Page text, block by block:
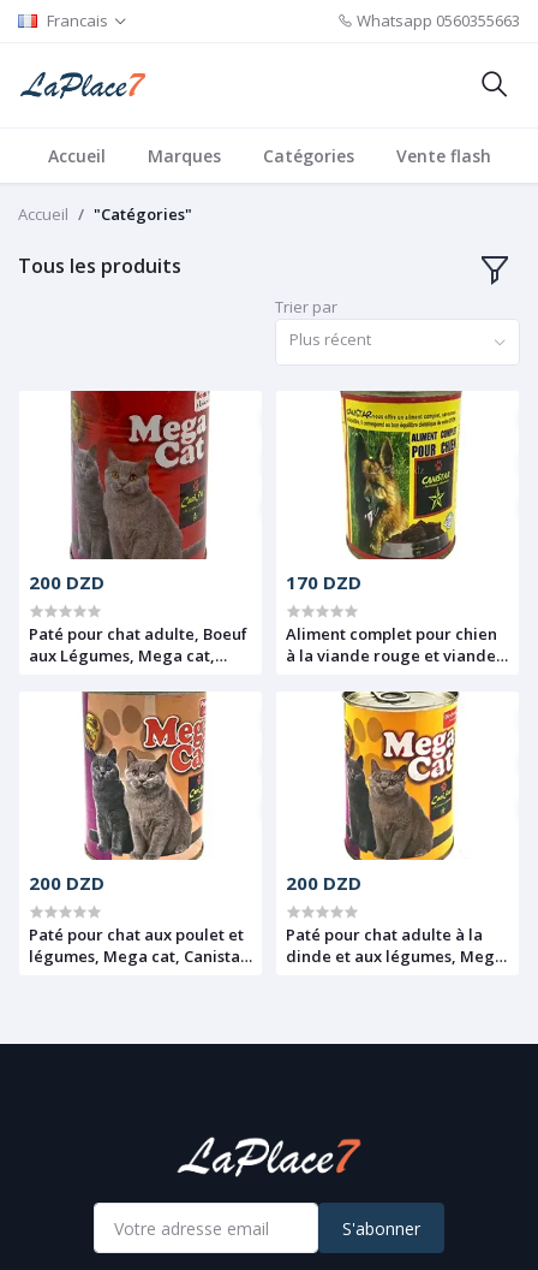
Francais Whatsapp 0560355663
Accueil Marques Catégories Vente flash
Accueil "Catégories"
Tous les produits
Trier par
Plus récent
200 DZD
Paté pour chat adulte, Boeuf
aux Légumes, Mega cat,
170 DZD
Aliment complet pour chien
à la viande rouge et viande
200 DZD
Paté pour chat aux poulet et
légumes, Mega cat, Canistar,
200 DZD
Paté pour chat adulte à la
dinde et aux légumes, Mega
S'abonner